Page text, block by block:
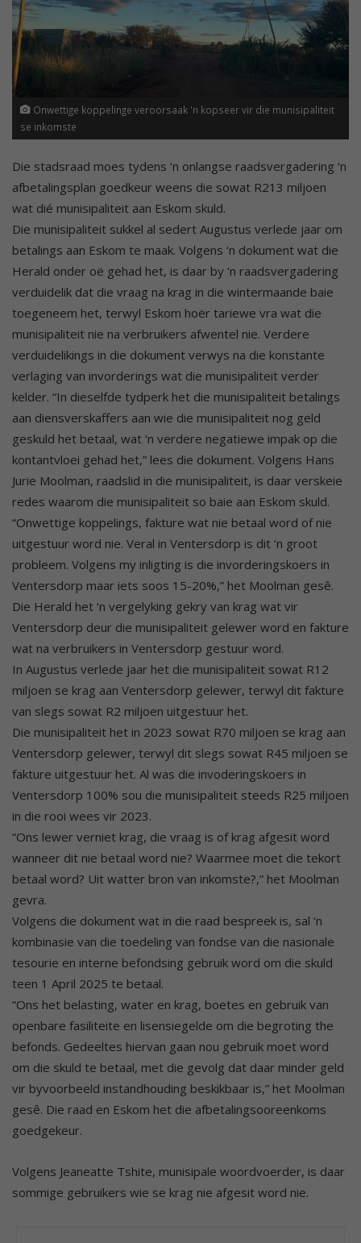
Onwettige koppelinge veroorsaak 'n kopseer vir die munisipaliteit
se inkomste
Die stadsraad moes tydens ‘n onlangse raadsvergadering ‘n
afbetalingsplan goedkeur weens die sowat R213 miljoen
wat dié munisipaliteit aan Eskom skuld.
Die munisipaliteit sukkel al sedert Augustus verlede jaar om
betalings aan Eskom te maak. Volgens ‘n dokument wat die
Herald onder oë gehad het, is daar by ‘n raadsvergadering
verduidelik dat die vraag na krag in die wintermaande baie
toegeneem het, terwyl Eskom hoër tariewe vra wat die
munisipaliteit nie na verbruikers afwentel nie. Verdere
verduidelikings in die dokument verwys na die konstante
verlaging van invorderings wat die munisipaliteit verder
kelder. “In dieselfde tydperk het die munisipaliteit betalings
aan diensverskaffers aan wie die munisipaliteit nog geld
geskuld het betaal, wat ‘n verdere negatiewe impak op die
kontantvloei gehad het,” lees die dokument. Volgens Hans
Jurie Moolman, raadslid in die munisipaliteit, is daar verskeie
redes waarom die munisipaliteit so baie aan Eskom skuld.
“Onwettige koppelings, fakture wat nie betaal word of nie
uitgestuur word nie. Veral in Ventersdorp is dit ‘n groot
probleem. Volgens my inligting is die invorderingskoers in
Ventersdorp maar iets soos 15-20%,” het Moolman gesê.
Die Herald het ‘n vergelyking gekry van krag wat vir
Ventersdorp deur die munisipaliteit gelewer word en fakture
wat na verbruikers in Ventersdorp gestuur word.
In Augustus verlede jaar het die munisipaliteit sowat R12
miljoen se krag aan Ventersdorp gelewer, terwyl dit fakture
van slegs sowat R2 miljoen uitgestuur het.
Die munisipaliteit het in 2023 sowat R70 miljoen se krag aan
Ventersdorp gelewer, terwyl dit slegs sowat R45 miljoen se
fakture uitgestuur het. Al was die invoderingskoers in
Ventersdorp 100% sou die munisipaliteit steeds R25 miljoen
in die rooi wees vir 2023.
“Ons lewer verniet krag, die vraag is of krag afgesit word
wanneer dit nie betaal word nie? Waarmee moet die tekort
betaal word? Uit watter bron van inkomste?,” het Moolman
gevra.
Volgens die dokument wat in die raad bespreek is, sal ‘n
kombinasie van die toedeling van fondse van die nasionale
tesourie en interne befondsing gebruik word om die skuld
teen 1 April 2025 te betaal.
“Ons het belasting, water en krag, boetes en gebruik van
openbare fasiliteite en lisensiegelde om die begroting the
befonds. Gedeeltes hiervan gaan nou gebruik moet word
om die skuld te betaal, met die gevolg dat daar minder geld
vir byvoorbeeld instandhouding beskikbaar is,” het Moolman
gesê. Die raad en Eskom het die afbetalingsooreenkoms
goedgekeur.
Volgens Jeaneatte Tshite, munisipale woordvoerder, is daar
sommige gebruikers wie se krag nie afgesit word nie.